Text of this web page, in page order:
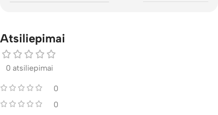
Atsiliepimai
0 atsiliepimai
0
0